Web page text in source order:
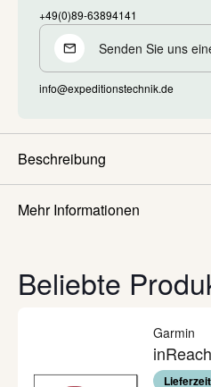
Beschreibung
Mehr Informationen
+49(0)89-63894141
Senden Sie uns
info@expeditionstechnik.de
Beliebte
Garmin